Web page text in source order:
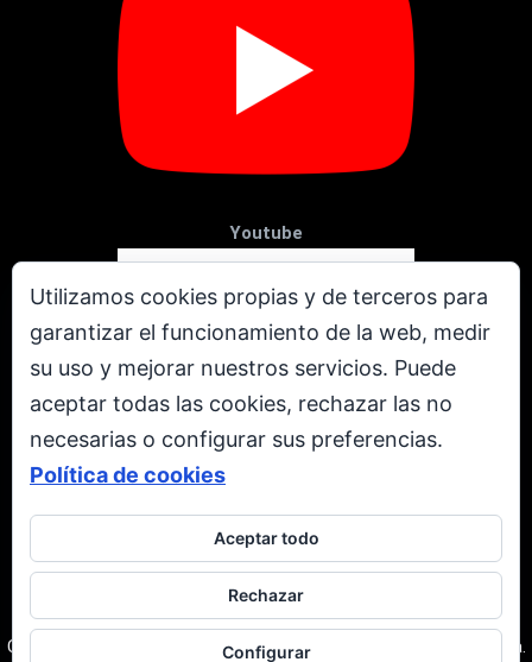
Utilizamos cookies propias y de terceros para
garantizar el funcionamiento de la web, medir
su uso y mejorar nuestros servicios. Puede
aceptar todas las cookies, rechazar las no
necesarias o configurar sus preferencias.
Política de cookies
Aceptar todo
Rechazar
Configurar
Youtube
X
Todos los derechos reservados. © Copyright 2001 - 2026.
Corporación Televen C.A. RIF: J-00237616-3. Caracas | Venezuela.